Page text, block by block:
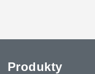
Produkty